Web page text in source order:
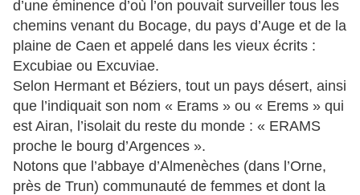
d’une éminence d’où l’on pouvait surveiller tous les
chemins venant du Bocage, du pays d’Auge et de la
plaine de Caen et appelé dans les vieux écrits :
Excubiae ou Excuviae.
Selon Hermant et Béziers, tout un pays désert, ainsi
que l’indiquait son nom « Erams » ou « Erems » qui
est Airan, l’isolait du reste du monde : « ERAMS
proche le bourg d’Argences ».
Notons que l’abbaye d’Almenèches (dans l’Orne,
près de Trun) communauté de femmes et dont la